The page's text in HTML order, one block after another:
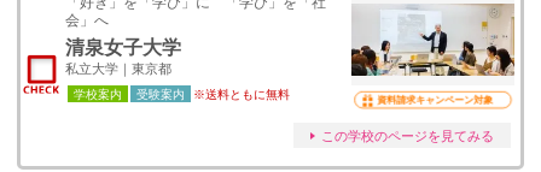
会」へ
清泉女子大学
私立大学｜東京都
学校案内 受験案内 ※送料ともに無料 資料請求キャンペーン対象
この学校のページを見てみる